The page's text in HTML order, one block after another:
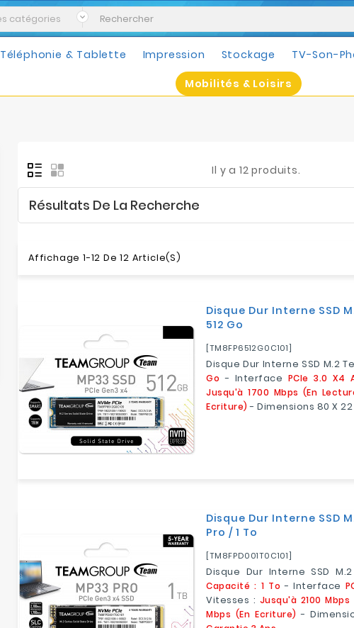
Téléphonie & Tablette Impression Stockage TV-Son-
Mobilités & Loisirs
Il y a 12 produits.
Résultats De La Recherche
Affichage 1-12 De 12 Article(s)
Disque Dur Interne SSD
512 Go
[TM8FP6512G0C101]
Disque Dur Interne SSD M.2
Go - Interface PCIe 3.0 X4
Jusqu'à 1700 Mbps (en
Ecriture) - Dimensions 80 X
Disque Dur Interne SSD
Pro / 1 To
[TM8FPD001T0C101]
Disque Dur Interne SSD
Capacité : 1 To - Interface
Vitesses : Jusqu'à 2100
Mbps (en Ecriture) -